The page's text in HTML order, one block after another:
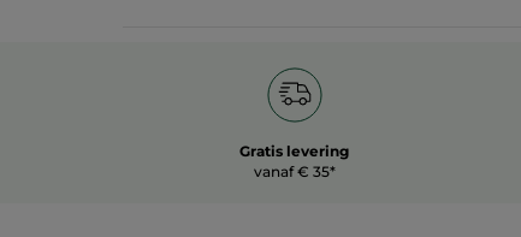
Gratis levering
vanaf € 35*